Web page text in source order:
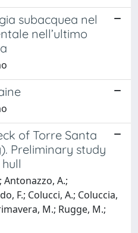
subacquea nel
nell’ultimo
of Torre Santa
Preliminary study
Antonazzo, A.;
F.; Colucci, A.; Coluccia,
M.; Rugge, M.;